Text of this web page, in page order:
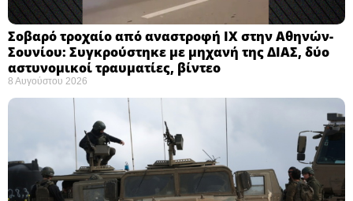
Σοβαρό τροχαίο από αναστροφή ΙΧ στην Αθηνών-
Σουνίου: Συγκρούστηκε με μηχανή της ΔΙΑΣ, δύο
αστυνομικοί τραυματίες, βίντεο
8 Αυγούστου 2026